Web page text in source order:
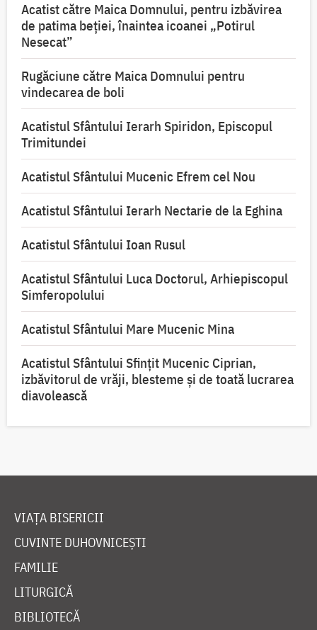
Acatist către Maica Domnului, pentru izbăvirea
de patima beției, înaintea icoanei „Potirul
Nesecat”
Rugăciune către Maica Domnului pentru
vindecarea de boli
Acatistul Sfântului Ierarh Spiridon, Episcopul
Trimitundei
Acatistul Sfântului Mucenic Efrem cel Nou
Acatistul Sfântului Ierarh Nectarie de la Eghina
Acatistul Sfântului Ioan Rusul
Acatistul Sfântului Luca Doctorul, Arhiepiscopul
Simferopolului
Acatistul Sfântului Mare Mucenic Mina
Acatistul Sfântului Sfințit Mucenic Ciprian,
izbăvitorul de vrăji, blesteme și de toată lucrarea
diavolească
VIAȚA BISERICII
CUVINTE DUHOVNICEȘTI
FAMILIE
LITURGICĂ
BIBLIOTECĂ